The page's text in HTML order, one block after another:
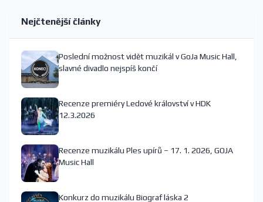
Nejčtenější články
Poslední možnost vidět muzikál v GoJa Music Hall,
slavné divadlo nejspíš končí
Recenze premiéry Ledové království v HDK
12.3.2026
Recenze muzikálu Ples upírů – 17. 1. 2026, GOJA
Music Hall
Konkurz do muzikálu Biograf láska 2